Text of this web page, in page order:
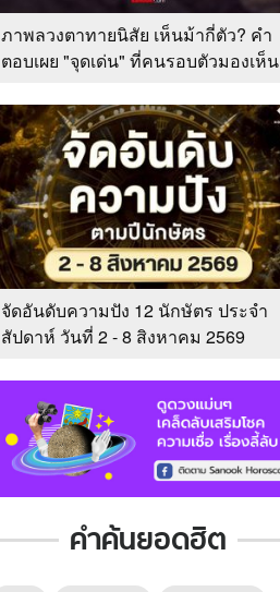
ภาพลวงตาทายนิสัย เห็นม้ากี่ตัว? คำ
ตอบเผย "จุดเด่น" ที่คนรอบตัวมองเห็น
จัดอันดับความปัง 12 นักษัตร ประจำ
สัปดาห์ วันที่ 2 - 8 สิงหาคม 2569
คำค้นยอดฮิต